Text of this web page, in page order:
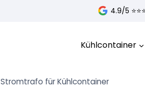
4.9/5
Kühlcontainer
Stromtrafo für Kühlcontainer